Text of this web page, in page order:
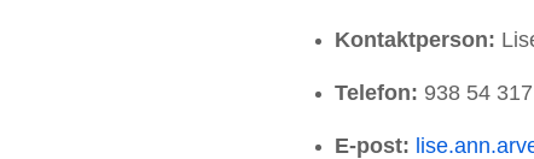
Kontaktperson:
Telefon: 938 54 317
E-post: